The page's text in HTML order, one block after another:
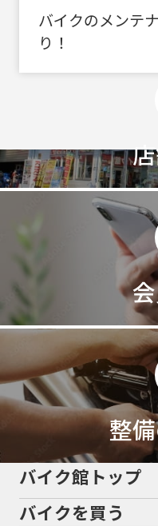
バイクのメンテ
り！
整
バイク館トップ
バイクを買う